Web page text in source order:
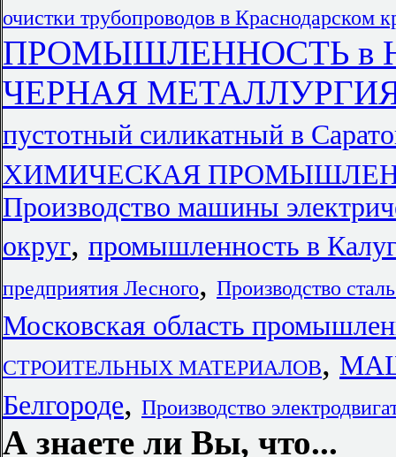
очистки трубопроводов в Краснодарском
ПРОМЫШЛЕННОСТЬ в
ЧЕРНАЯ МЕТАЛЛУРГИЯ
пустотный силикатный в
ХИМИЧЕСКАЯ
Производство машины
округ, промышленность в
предприятия Лесного, Производство
Московская область
СТРОИТЕЛЬНЫХ МАТЕРИАЛОВ,
Белгороде, Производство
А знаете ли Вы, что...